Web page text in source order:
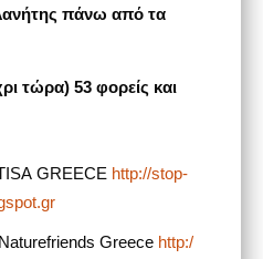
πάνω από τα
τώρα) 53 φορείς και
GREECE http://stop-
Greece http:/